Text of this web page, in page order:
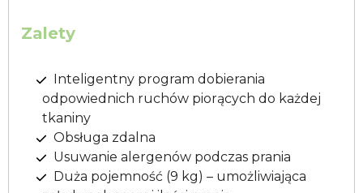
Zalety
Inteligentny program dobierania
odpowiednich ruchów piorących do każdej
tkaniny
Obsługa zdalna
Usuwanie alergenów podczas prania
Duża pojemność (9 kg) – umożliwiająca